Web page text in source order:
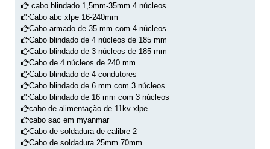
cabo blindado 1,5mm-35mm 4 núcleos
Cabo abc xlpe 16-240mm
Cabo armado de 35 mm com 4 núcleos
Cabo blindado de 4 núcleos de 185 mm
Cabo blindado de 3 núcleos de 185 mm
Cabo de 4 núcleos de 240 mm
Cabo blindado de 4 condutores
Cabo blindado de 6 mm com 3 núcleos
Cabo blindado de 16 mm com 3 núcleos
cabo de alimentação de 11kv xlpe
cabo sac em myanmar
Cabo de soldadura de calibre 2
Cabo de soldadura 25mm 70mm